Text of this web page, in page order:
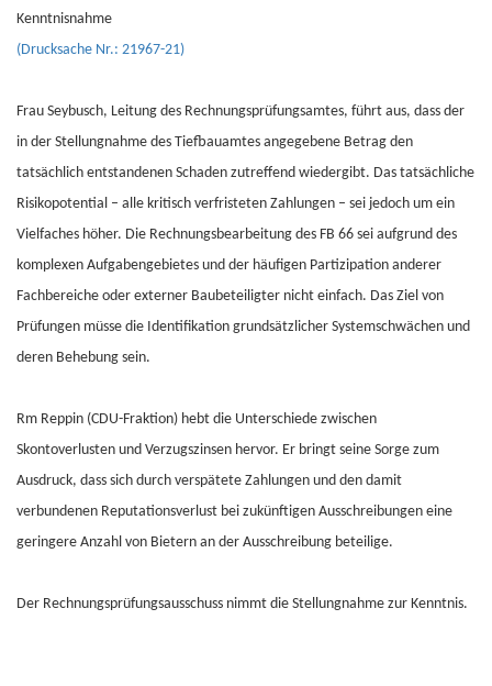
Kenntnisnahme
(Drucksache Nr.: 21967-21)
Frau Seybusch, Leitung des Rechnungsprüfungsamtes, führt aus, dass der
in der Stellungnahme des Tiefbauamtes angegebene Betrag den
tatsächlich entstandenen Schaden zutreffend wiedergibt. Das tatsächliche
Risikopotential – alle kritisch verfristeten Zahlungen – sei jedoch um ein
Vielfaches höher. Die Rechnungsbearbeitung des FB 66 sei aufgrund des
komplexen Aufgabengebietes und der häufigen Partizipation anderer
Fachbereiche oder externer Baubeteiligter nicht einfach. Das Ziel von
Prüfungen müsse die Identifikation grundsätzlicher Systemschwächen und
deren Behebung sein.
Rm Reppin (CDU-Fraktion) hebt die Unterschiede zwischen
Skontoverlusten und Verzugszinsen hervor. Er bringt seine Sorge zum
Ausdruck, dass sich durch verspätete Zahlungen und den damit
verbundenen Reputationsverlust bei zukünftigen Ausschreibungen eine
geringere Anzahl von Bietern an der Ausschreibung beteilige.
Der Rechnungsprüfungsausschuss nimmt die Stellungnahme zur Kenntnis.